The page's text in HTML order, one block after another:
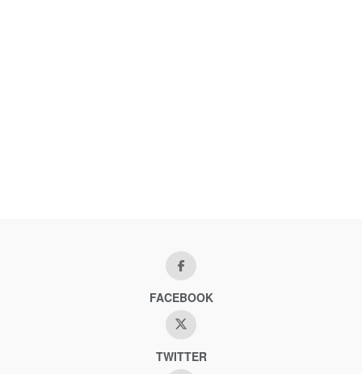
FACEBOOK
TWITTER